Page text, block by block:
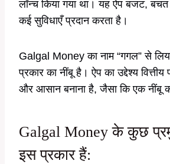
लॉन्च किया गया था। यह ऐप बजट,
कई सुविधाएँ प्रदान करता है।
Galgal Money का नाम “गगल” से
प्रकार का नींबू है। ऐप का उद्देश्य
और आसान बनाना है, जैसा कि एक नींबू
Galgal Money के कुछ
इस प्रकार हैं: